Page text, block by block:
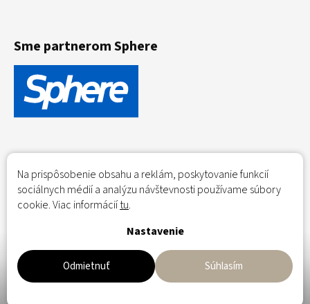
Na prispôsobenie obsahu a reklám, poskytovanie funkcií
sociálnych médií a analýzu návštevnosti používame súbory
cookie. Viac informáciítu.
Nastavenie
Odmietnuť Súhlasím
Sme partnerom Sphere
Trockenblumen - Lieferung nach Hause innerhalb der EU